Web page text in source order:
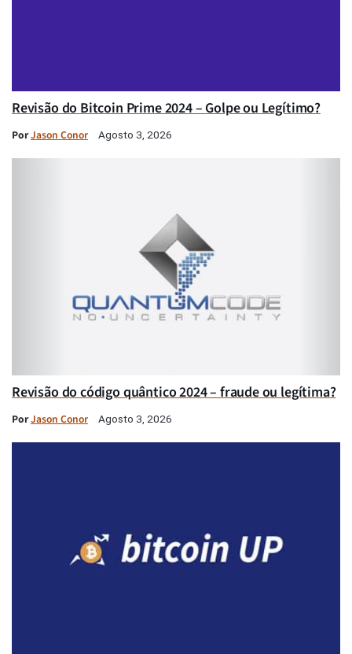
Revisão do Bitcoin Prime 2024 – Golpe ou Legítimo?
PorJason Conor Agosto 3, 2026
Revisão do código quântico 2024 – fraude ou legítima?
PorJason Conor Agosto 3, 2026